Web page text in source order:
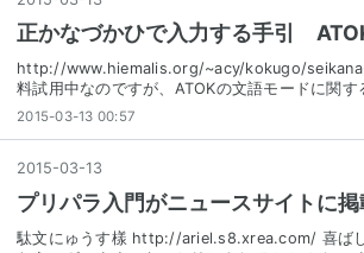
正かなづかひで入力する手引
http://www.hiemalis.org/~acy/kokugo/
料試用中なのですが、ATOKの文語モードに関
2015-03-13 00:57
2015-03-13
プリパラ入門がニュースサイトに
駄文にゅうす樣 http://ariel.s8.xrea.com/ 喜ば